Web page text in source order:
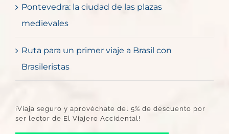
Pontevedra: la ciudad de las plazas
medievales
Ruta para un primer viaje a Brasil con
Brasileristas
¡Viaja seguro y aprovéchate del 5% de descuento por
ser lector de El Viajero Accidental!